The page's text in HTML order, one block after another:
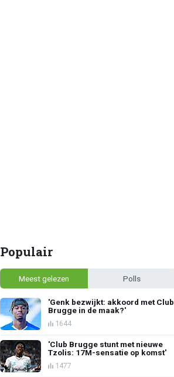
Populair
Meest gelezen Polls
'Genk bezwijkt: akkoord met Club
Brugge in de maak?'
1644
'Club Brugge stunt met nieuwe
Tzolis: 17M-sensatie op komst'
1477